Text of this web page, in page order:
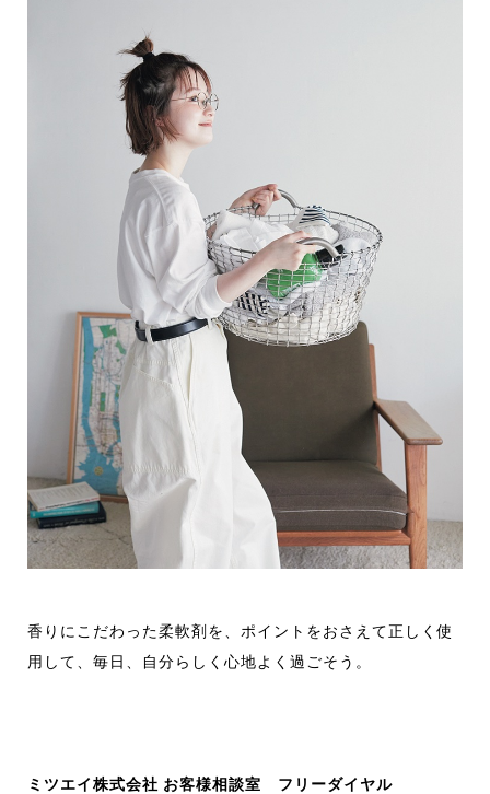
香りにこだわった柔軟剤を、ポイントをおさえて正しく使
用 して 毎日、自分らしく 心地よ く過ごそう。
ミツエイ株式会社 お客様相談室 フリーダイヤル